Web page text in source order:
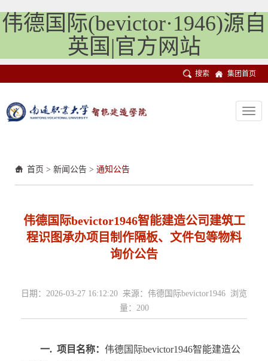
伟德国际(bevictor·1946)源自
英国|官方网站
搜索 集团首页
首页 > 新闻公告 > 通知公告
伟德国际bevictor1946智能建造公司建筑工
程识图承办项目制作隔板、文件包等物料
询价公告
日期：2026-03-27 16:12:20 来源：伟德国际bevictor1946 浏览
量： 200
一. 项目名称： 伟德国际bevictor1946智能建造公